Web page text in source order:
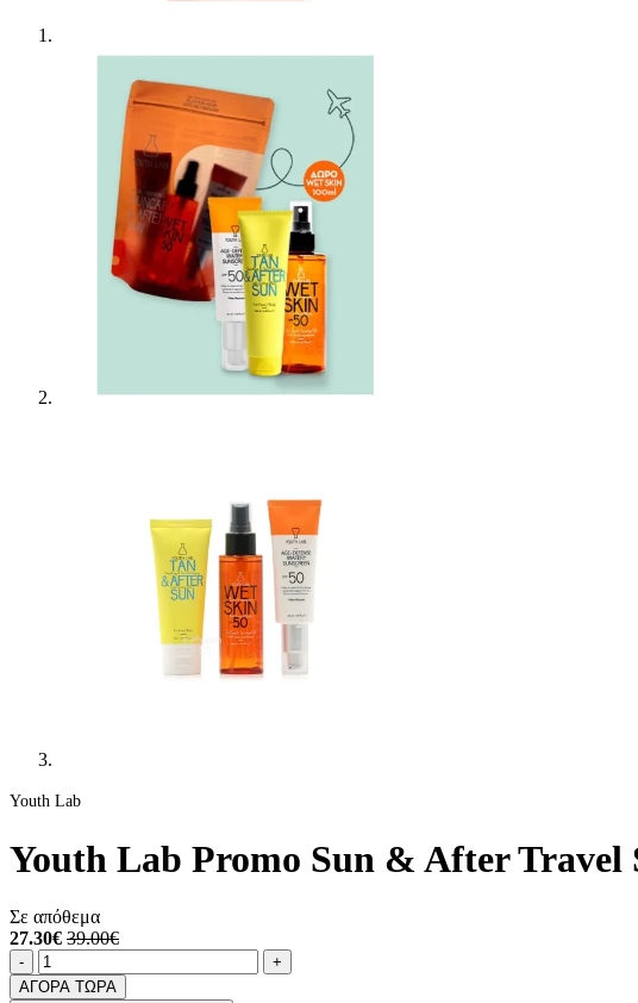
Youth Lab
Youth Lab Promo Sun & After Travel
Σε απόθεμα
27.30€ 39.00€
Ποσότητα
-product.increase.quantity +
ΑΓΟΡΑ ΤΩΡΑ